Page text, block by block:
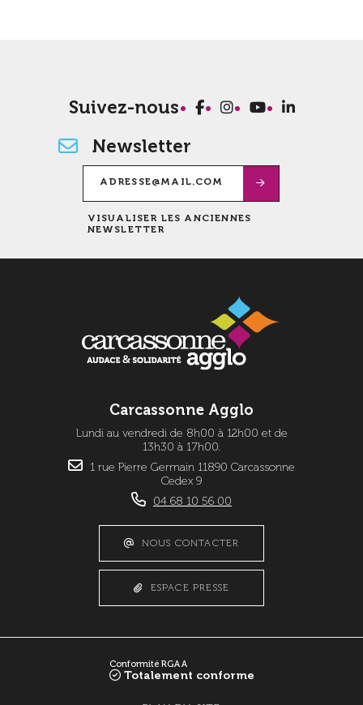
Suivez-nous
Newsletter
VISUALISER LES ANCIENNES
NEWSLETTER
Carcassonne Agglo
Lundi au vendredi de 8h00 à 12h00 et de
13h30 à 17h00.
1 rue Pierre Germain 11890 Carcassonne
Cedex 9
04 68 10 56 00
NOUS CONTACTER
ESPACE PRESSE
Conformité RGAA
Totalement conforme